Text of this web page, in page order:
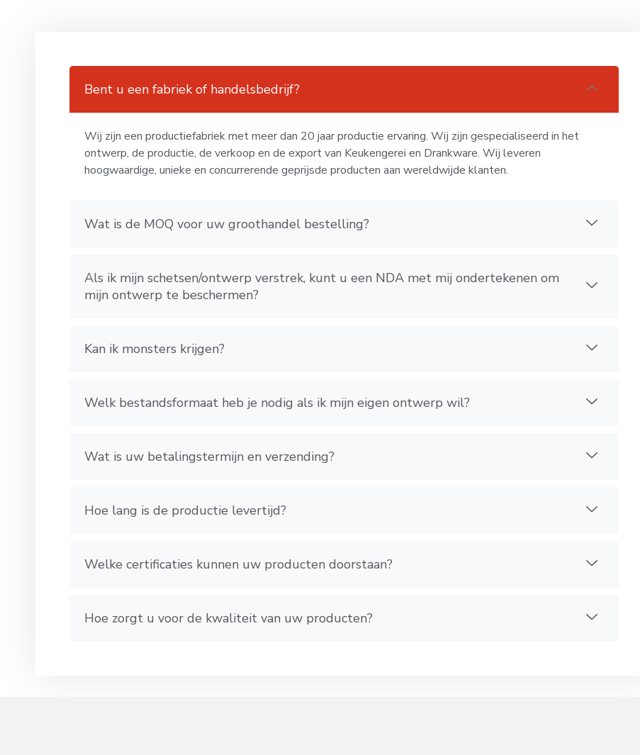
Bent u een fabriek of handelsbedrijf?
Wij zijn een productiefabriek met meer dan 20 jaar productie ervaring. Wij zijn gespecialiseerd in het
ontwerp, de productie, de verkoop en de export van Keukengerei en Drankware. Wij leveren
hoogwaardige, unieke en concurrerende geprijsde producten aan wereldwijde klanten.
Wat is de MOQ voor uw groothandel bestelling?
Als ik mijn schetsen/ontwerp verstrek, kunt u een NDA met mij ondertekenen om
mijn ontwerp te beschermen?
Kan ik monsters krijgen?
Welk bestandsformaat heb je nodig als ik mijn eigen ontwerp wil?
Wat is uw betalingstermijn en verzending?
Hoe lang is de productie levertijd?
Welke certificaties kunnen uw producten doorstaan?
Hoe zorgt u voor de kwaliteit van uw producten?